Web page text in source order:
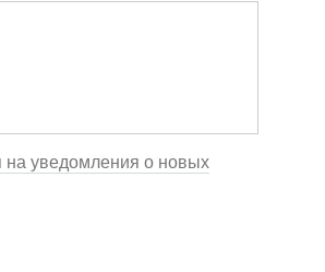
на уведомления о новых